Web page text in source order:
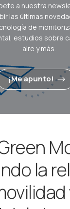
a nuestra
las últimas
de
estudios sobre
aire y más.
¡Me apunto!
la